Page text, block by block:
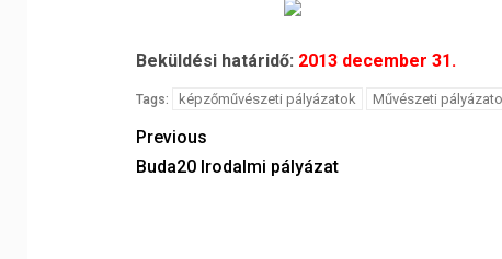
Beküldési határidő: 2013 december 31.
Tags: képzőművészeti pályázatok Művészeti
Previous
Buda20 Irodalmi pályázat